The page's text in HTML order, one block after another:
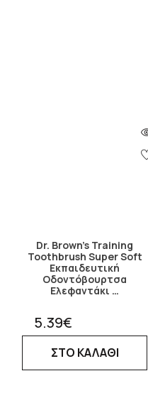
Dr. Brown's Training
Toothbrush Super Soft
Εκπαιδευτική
Οδοντόβουρτσα
Ελεφαντάκι …
5.39€
ΣΤΟ ΚΑΛΑΘΙ